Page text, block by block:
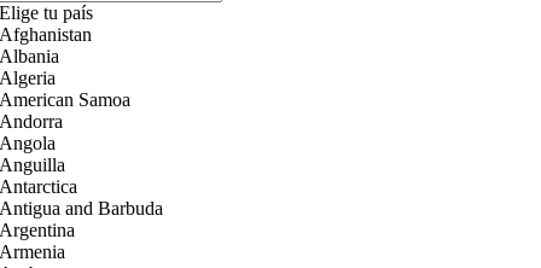
Elige tu país
Afghanistan
Albania
Algeria
American Samoa
Andorra
Angola
Anguilla
Antarctica
Antigua and Barbuda
Argentina
Armenia